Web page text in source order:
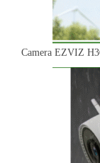
Camera EZVIZ